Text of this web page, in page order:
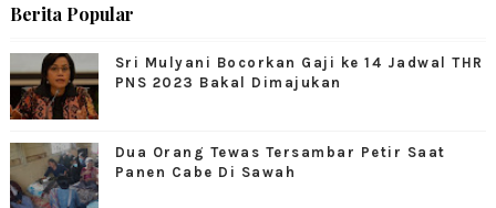
Berita Popular
Sri Mulyani Bocorkan Gaji ke 14 Jadwal THR
PNS 2023 Bakal Dimajukan
Dua Orang Tewas Tersambar Petir Saat
Panen Cabe Di Sawah